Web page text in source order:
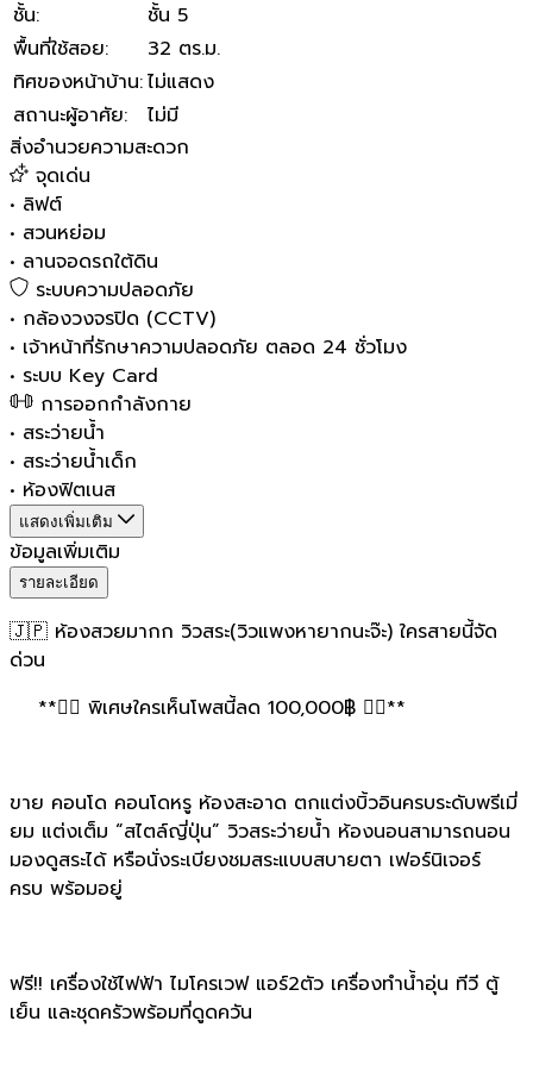
ชั้น:
ชั้น 5
พื้นที่ใช้สอย:
32 ตร.ม.
ทิศของหน้าบ้าน:ไม่แสดง
สถานะผู้อาศัย:
ไม่มี
สิ่งอำนวยความสะดวก
จุดเด่น
• ลิฟต์
• สวนหย่อม
• ลานจอดรถใต้ดิน
ระบบความปลอดภัย
• กล้องวงจรปิด (CCTV)
• เจ้าหน้าที่รักษาความปลอดภัย ตลอด 24 ชั่วโมง
• ระบบ Key Card
การออกกำลังกาย
• สระว่ายน้ำ
• สระว่ายน้ำเด็ก
• ห้องฟิตเนส
แสดงเพิ่มเติม
ข้อมูลเพิ่มเติม
รายละเอียด
🇯🇵 ห้องสวยมากก วิวสระ(วิวแพงหายากนะจ๊ะ) ใครสายนี้จัด
ด่วน
**❤️‍🔥 พิเศษใครเห็นโพสนี้ลด 100,000฿ ❤️‍🔥**
ขาย คอนโด คอนโดหรู ห้องสะอาด ตกแต่งบิ้วอินครบระดับพรีเมี่
ยม แต่งเต็ม “สไตล์ญี่ปุ่น” วิวสระว่ายน้ำ ห้องนอนสามารถนอน
มองดูสระได้ หรือนั่งระเบียงชมสระแบบสบายตา เฟอร์นิเจอร์
ครบ พร้อมอยู่
ฟรี!! เครื่องใช้ไฟฟ้า ไมโครเวฟ แอร์2ตัว เครื่องทำน้ำอุ่น ทีวี ตู้
เย็น และชุดครัวพร้อมที่ดูดควัน